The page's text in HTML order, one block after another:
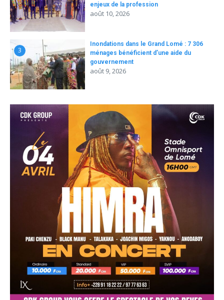
enjeux de la profession
août 10, 2026
3
Inondations dans le Grand Lomé : 7 306
ménages bénéficient d’une aide du
gouvernement
août 9, 2026